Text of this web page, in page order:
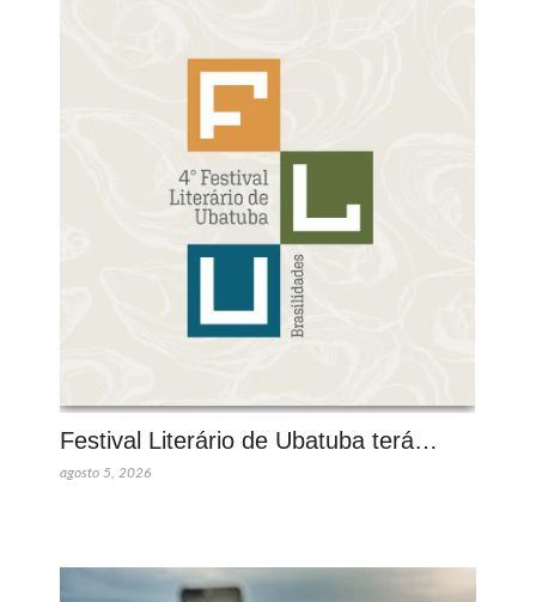
Festival Literário de Ubatuba terá…
agosto 5, 2026